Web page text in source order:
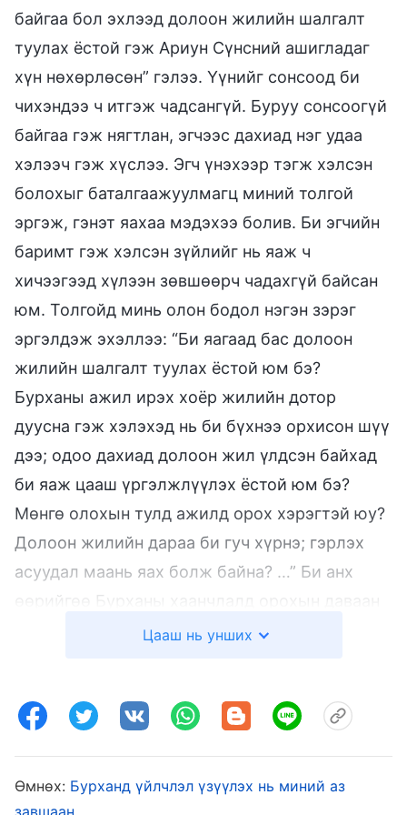
байгаа бол эхлээд долоон жилийн шалгалт
туулах ёстой гэж Ариун Сүнсний ашигладаг
хүн нөхөрлөсөн” гэлээ. Үүнийг сонсоод би
чихэндээ ч итгэж чадсангүй. Буруу сонсоогүй
байгаа гэж нягтлан, эгчээс дахиад нэг удаа
хэлээч гэж хүслээ. Эгч үнэхээр тэгж хэлсэн
болохыг баталгаажуулмагц миний толгой
эргэж, гэнэт яахаа мэдэхээ болив. Би эгчийн
баримт гэж хэлсэн зүйлийг нь яаж ч
хичээгээд хүлээн зөвшөөрч чадахгүй байсан
юм. Толгойд минь олон бодол нэгэн зэрэг
эргэлдэж эхэллээ: “Би яагаад бас долоон
жилийн шалгалт туулах ёстой юм бэ?
Бурханы ажил ирэх хоёр жилийн дотор
дуусна гэж хэлэхэд нь би бүхнээ орхисон шүү
дээ; одоо дахиад долоон жил үлдсэн байхад
би яаж цааш үргэлжлүүлэх ёстой юм бэ?
Мөнгө олохын тулд ажилд орох хэрэгтэй юу?
Долоон жилийн дараа би гуч хүрнэ; гэрлэх
асуудал маань яах болж байна? …” Би анх
өөрийгөө Бурханы хаанчлалд орохын даваан
дээр байна, махан биеийн бүх гаслан зовлон
орохгүйгээр зогсохгүй долоон жилийн
урагдаж, үгээр илэрхийлэхийн аргагүй уй
Цааш нь унших
Өмнөх: Бурханд үйлчлэл үзүүлэх нь миний аз
завшаан